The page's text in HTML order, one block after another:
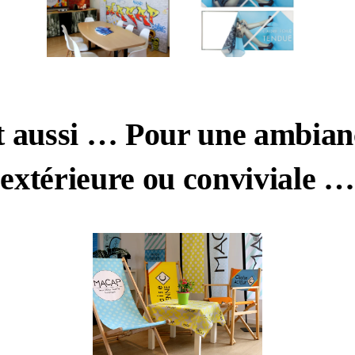
aussi … Pour une
extérieure ou conviviale …